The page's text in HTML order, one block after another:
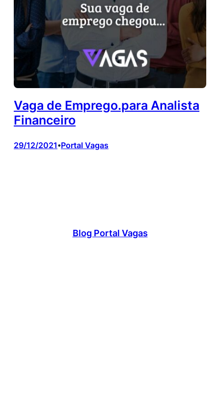
Vaga de Emprego.para Analista
Financeiro
29/12/2021•Portal Vagas
Blog Portal Vagas